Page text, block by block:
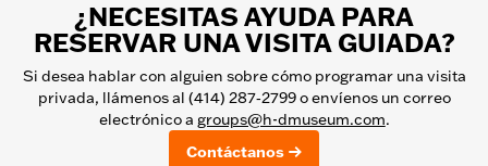
¿NECESITAS AYUDA PARA
RESERVAR UNA VISITA GUIADA?
Si desea hablar con alguien sobre cómo programar una visita
privada, llámenos al (414) 287‑2799 o envíenos un correo
electrónico a groups@h-dmuseum.com.
Contáctanos